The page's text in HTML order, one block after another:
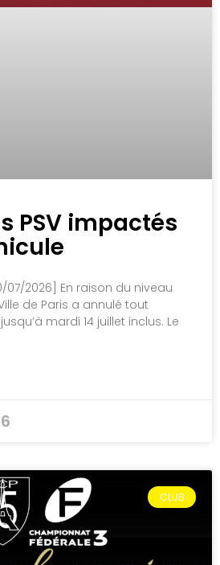
PSV impactés
07/2026] En raison du niveau
de Paris a annulé tout
mardi 14 juillet inclus. Le
CLUB